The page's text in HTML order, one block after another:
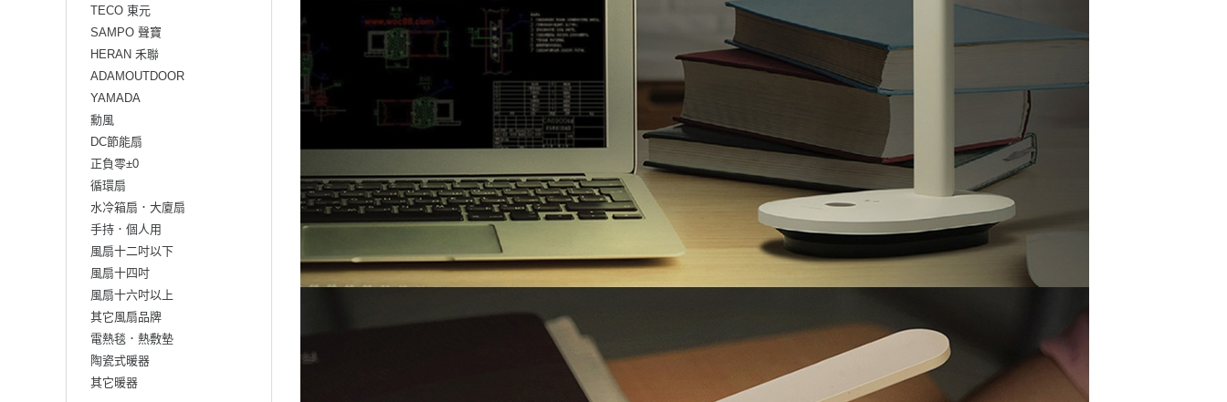
TECO 東元
SAMPO 聲寶
HERAN 禾聯
ADAMOUTDOOR
YAMADA
勳風
DC節能扇
正負零±0
循環扇
水冷箱扇．大廈扇
手持．個人用
風扇十二吋以下
風扇十四吋
風扇十六吋以上
其它風扇品牌
電熱毯．熱敷墊
陶瓷式暖器
其它暖器